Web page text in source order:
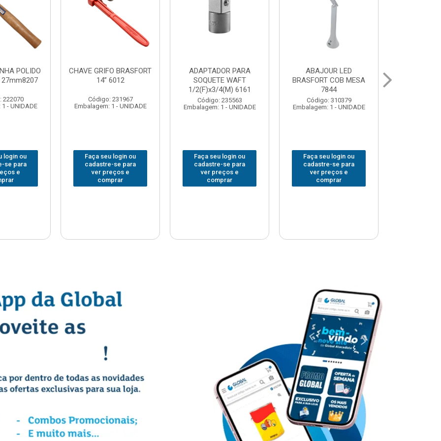
PARA
WAFT
235563
1 - UNIDADE
login ou
se para
e
ABAJOUR LED
BRASFORT COB MESA
Código: 310379
Embalagem: 1 - UNIDADE
Faça seu login ou
cadastre-se para
ver preços e
comprar
BOLSA PARA
FERRAMENTAS
BRASFORT FECHADA
18BOLSOS 7559
Código: 312401
Faça seu login ou
cadastre-se para
ver preços e
comprar
GRAMPO MARCENEIRO
SARGENTO BRASFORT
80x 250
Código: 312649
Embalagem: 1 - UNIDADE
Faça seu login ou
cadastre-se para
ver preços e
comprar